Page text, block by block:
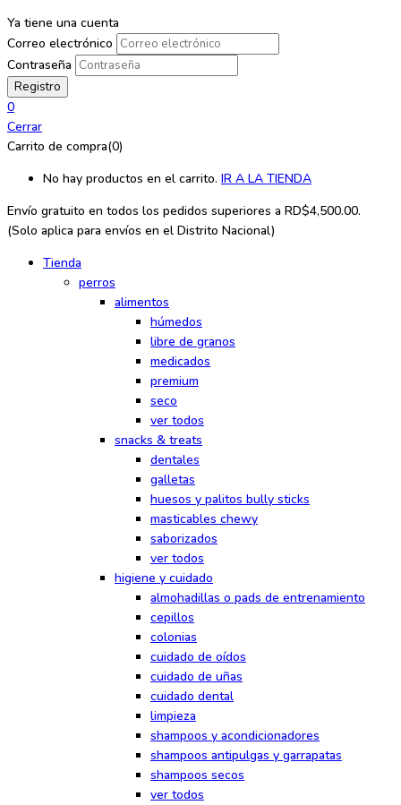
Ya tiene una cuenta
Correo electrónico
Contraseña
0
Cerrar
Carrito de compra(0)
No hay productos en el carrito. IR A LA TIENDA
Envío gratuito en todos los pedidos superiores a RD$4,500.00.
(Solo aplica para envíos en el Distrito Nacional)
Tienda
perros
alimentos
húmedos
libre de granos
medicados
premium
seco
ver todos
snacks & treats
dentales
galletas
huesos y palitos bully sticks
masticables chewy
saborizados
ver todos
higiene y cuidado
almohadillas o pads de entrenamiento
cepillos
colonias
cuidado de oídos
cuidado de uñas
cuidado dental
limpieza
shampoos y acondicionadores
shampoos antipulgas y garrapatas
shampoos secos
ver todos